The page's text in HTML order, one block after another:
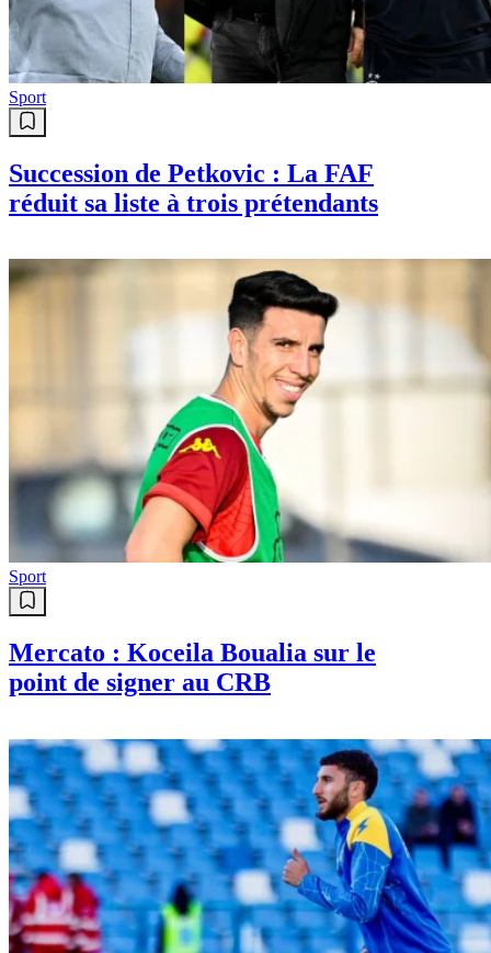
Sport
Succession de Petkovic : La FAF
réduit sa liste à trois prétendants
Sport
Mercato : Koceila Boualia sur le
point de signer au CRB